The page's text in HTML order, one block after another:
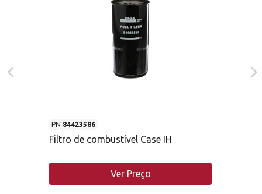
PN 84423586
Filtro de combustível Case IH
Ver Preço